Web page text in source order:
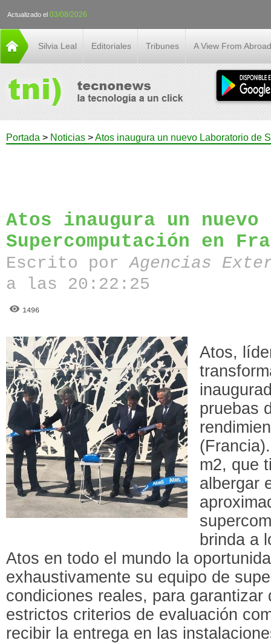
Actualizado el 03/08/2026
Silvia Leal Editoriales Tribunes A View From Abroad
Portada > Noticias >Atos inaugura un nuevo Laboratorio de
Atos inaugura un
Supercomputación en
Escrito porAgencias
a las 20:22:25
1496
Atos,
pruebas
m2, que
albergar
brinda a
Atos en todo el mundo la
exhaustivamente su equipo de
condiciones reales, para garantizar
estrictos criterios de evaluación
recibir la entrega en las